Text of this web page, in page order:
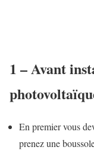
1 – Avant
En premier vous
prenez une